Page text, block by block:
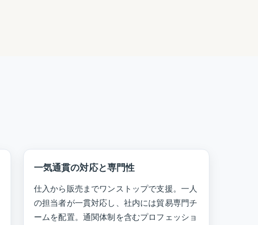
一気通貫の対応と専門性
仕入から販売までワンストップで支援。一人
の担当者が一貫対応し、社内には貿易専門チ
ームを配置。通関体制を含むプロフェッショ